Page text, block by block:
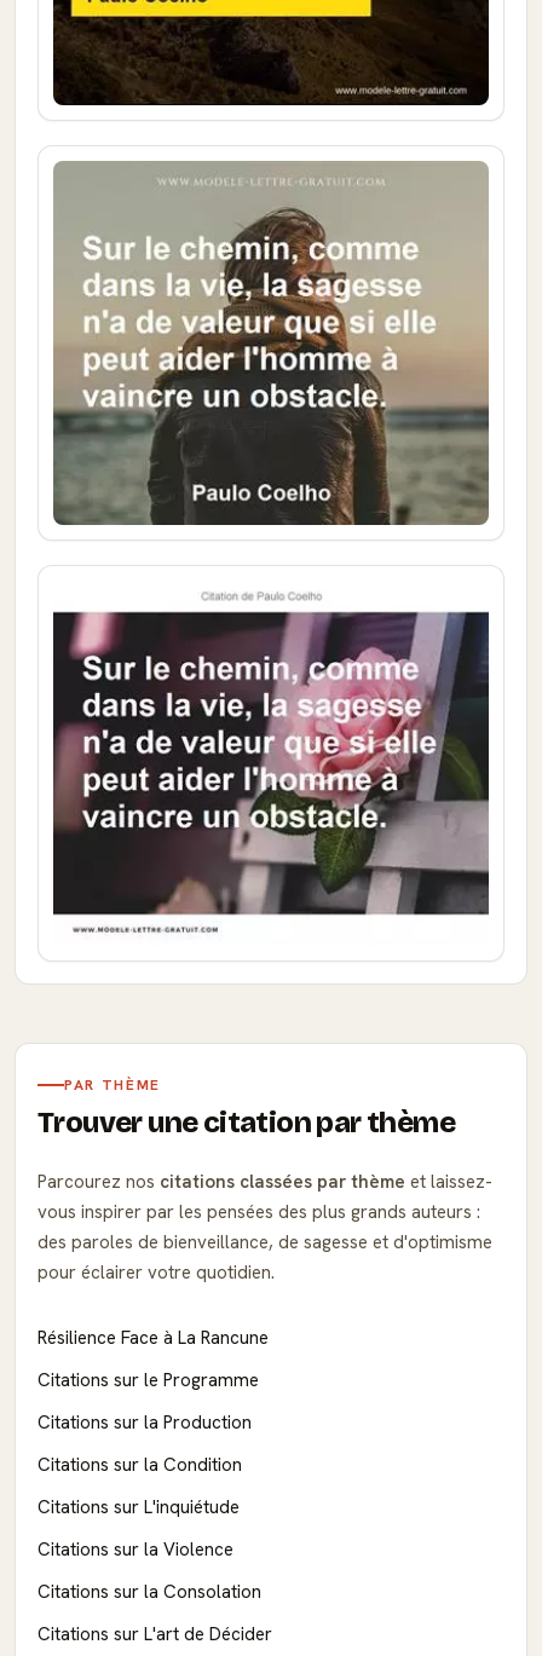
PAR THÈME
Trouver une citation par thème
Parcourez nos citations classées par thème et laissez-
vous inspirer par les pensées des plus grands auteurs :
des paroles de bienveillance, de sagesse et d'optimisme
pour éclairer votre quotidien.
Résilience Face à La Rancune
Citations sur le Programme
Citations sur la Production
Citations sur la Condition
Citations sur L'inquiétude
Citations sur la Violence
Citations sur la Consolation
Citations sur L'art de Décider